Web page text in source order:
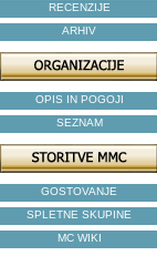
RECENZIJE
ARHIV
OPIS IN POGOJI
SEZNAM
GOSTOVANJE
SPLETNE SKUPINE
MC WIKI